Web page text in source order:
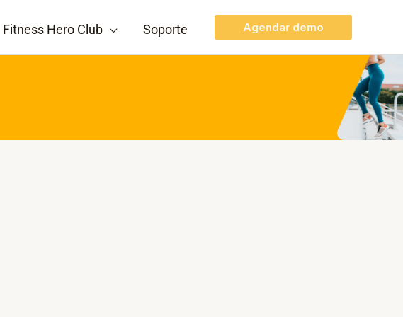
Fitness Hero Club Soporte Agendar demo